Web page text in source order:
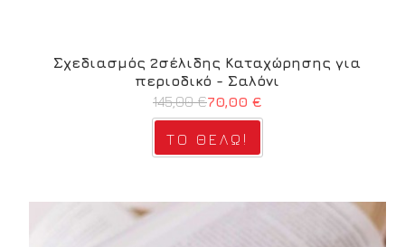
Σχεδιασμός 2σέλιδης Καταχώρησης για
περιοδικό - Σαλόνι
145,00 €70,00 €